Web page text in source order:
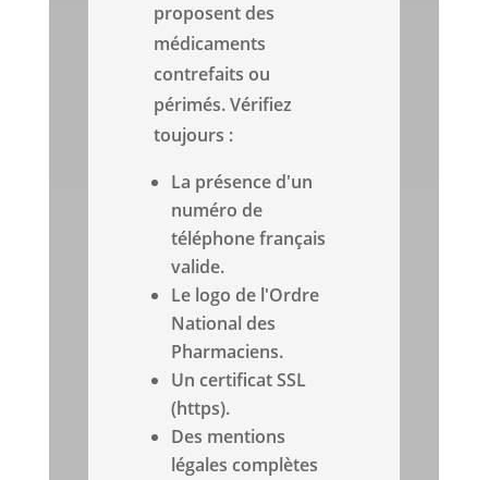
proposent des
médicaments
contrefaits ou
périmés. Vérifiez
toujours :
La présence d'un
numéro de
téléphone français
valide.
Le logo de l'Ordre
National des
Pharmaciens.
Un certificat SSL
(https).
Des mentions
légales complètes